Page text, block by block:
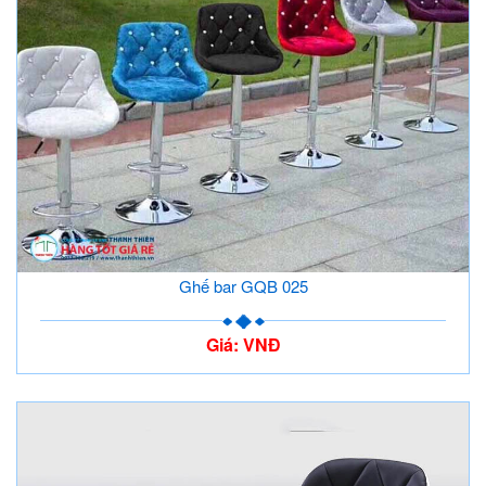
Ghế bar GQB 025
Giá: VNĐ